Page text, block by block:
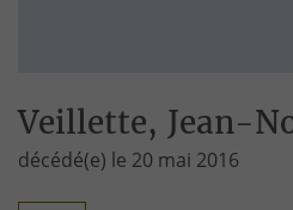
Veillette, Jean-
décédé(e) le 20 mai 2016